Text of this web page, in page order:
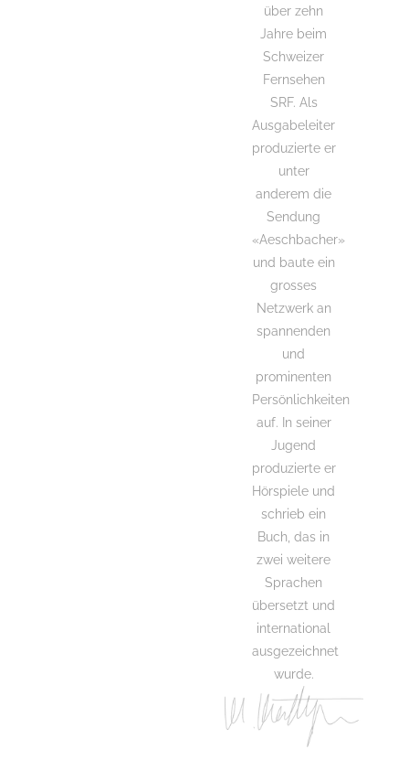
über zehn
Jahre beim
Schweizer
Fernsehen
SRF. Als
Ausgabeleiter
produzierte er
unter
anderem die
Sendung
«Aeschbacher»
und baute ein
grosses
Netzwerk an
spannenden
und
prominenten
Persönlichkeiten
auf. In seiner
Jugend
produzierte er
Hörspiele und
schrieb ein
Buch, das in
zwei weitere
Sprachen
übersetzt und
international
ausgezeichnet
wurde.